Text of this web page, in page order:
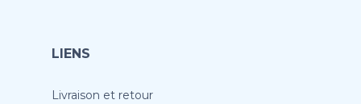
LIENS
Livraison et retour